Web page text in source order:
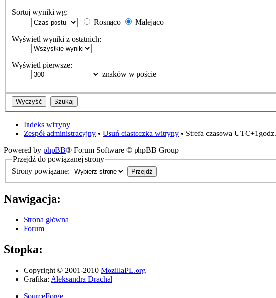
Sortuj wyniki wg:
Rosnąco
Malejąco
Wyświetl wyniki z ostatnich:
Wyświetl pierwsze:
znaków w poście
Indeks witryny
Zespół administracyjny • Usuń ciasteczka witryny • Strefa czasowa UTC+1godz.
Powered by phpBB® Forum Software © phpBB Group
Przejdź do powiązanej strony
Strony powiązane:
Nawigacja:
Strona główna
Forum
Stopka:
Copyright © 2001-2010 MozillaPL.org
Grafika: Aleksandra Drachal
SourceForge